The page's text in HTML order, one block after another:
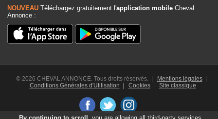
NOUVEAU Téléchargez gratuitement l'application mobile Cheval
Annonce :
© 2026 CHEVAL ANNONCE. Tous droits réservés. | Mentions légales|
Conditions Générales d'Utilisation
Cookies| Site classique